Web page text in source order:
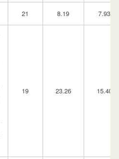
21 8.19 7.93
19 23.26 15.40